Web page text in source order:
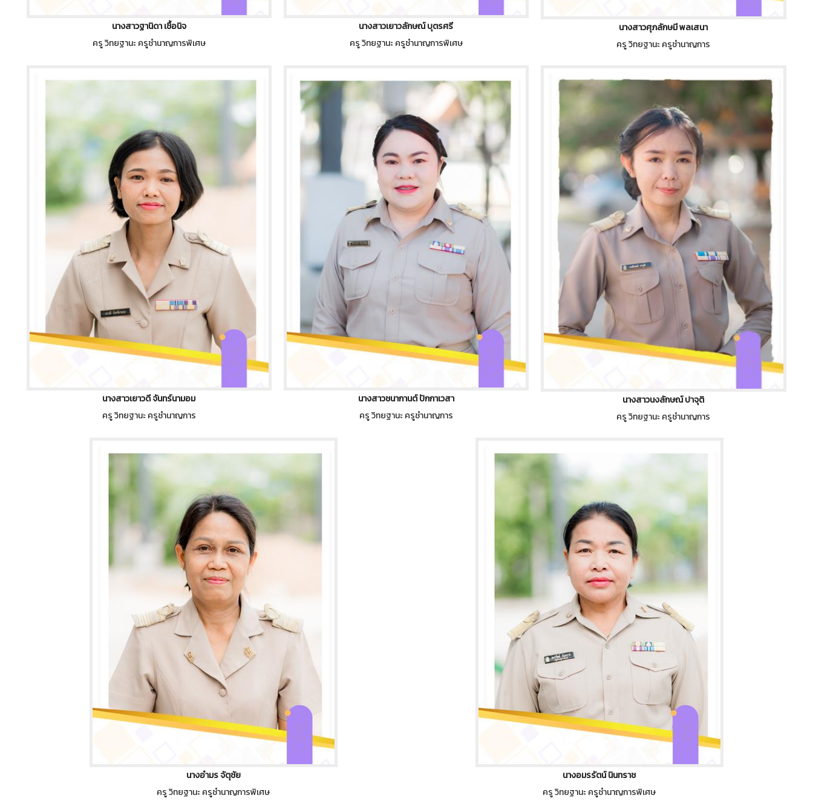
นางสาวฐานิดา เชื้อนิจ
ครู วิทยฐานะ ครูชำนาญการพิเศษ
นางสาวเยาวลักษณ์ บุตรศรี
ครู วิทยฐานะ ครูชำนาญการพิเศษ
นางสาวศุภลักษมี พลเสนา
ครู วิทยฐานะ ครูชำนาญการ
นางสาวเยาวดี จันทร์นามอม
ครู วิทยฐานะ ครูชำนาญการ
นางสาวชนากานต์ ปักกาเวสา
ครู วิทยฐานะ ครูชำนาญการ
นางสาวนงลักษณ์ ปาจุติ
ครู วิทยฐานะ ครูชำนาญการ
นางอำมร จัตุชัย
ครู วิทยฐานะ ครูชำนาญการพิเศษ
นางอมรรัตน์ นินทราช
ครู วิทยฐานะ ครูชำนาญการพิเศษ